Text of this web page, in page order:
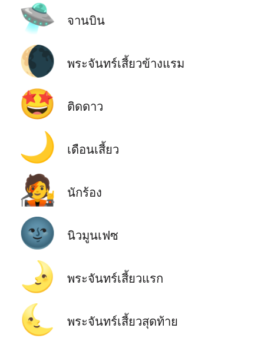
🛸 จานบิน
🌘 พระจันทร์เสี้ยวข้างแรม
🤩 ติดดาว
🌙 เดือนเสี้ยว
🧑‍🎤 นักร้อง
🌚 นิวมูนเฟซ
🌛 พระจันทร์เสี้ยวแรก
🌜 พระจันทร์เสี้ยวสุดท้าย